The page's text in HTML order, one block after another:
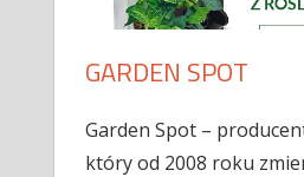
GARDEN SPOT
Garden Spot –
który od 2008 roku